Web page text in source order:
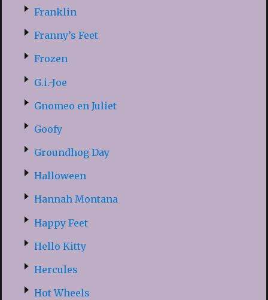
Franklin
Franny’s Feet
Frozen
G.i.-Joe
Gnomeo en Juliet
Goofy
Groundhog Day
Halloween
Hannah Montana
Happy Feet
Hello Kitty
Hercules
Hot Wheels